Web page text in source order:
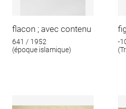
flacon ; avec contenu
641 / 1952
(époque islamique)
-